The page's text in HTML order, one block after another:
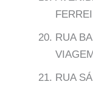
RUA
RUA